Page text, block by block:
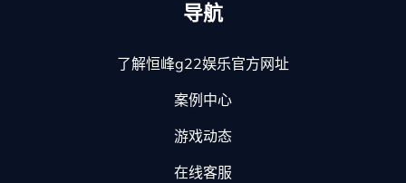
导航
了解恒峰g22娱乐官方网址
案例中心
游戏动态
在线客服